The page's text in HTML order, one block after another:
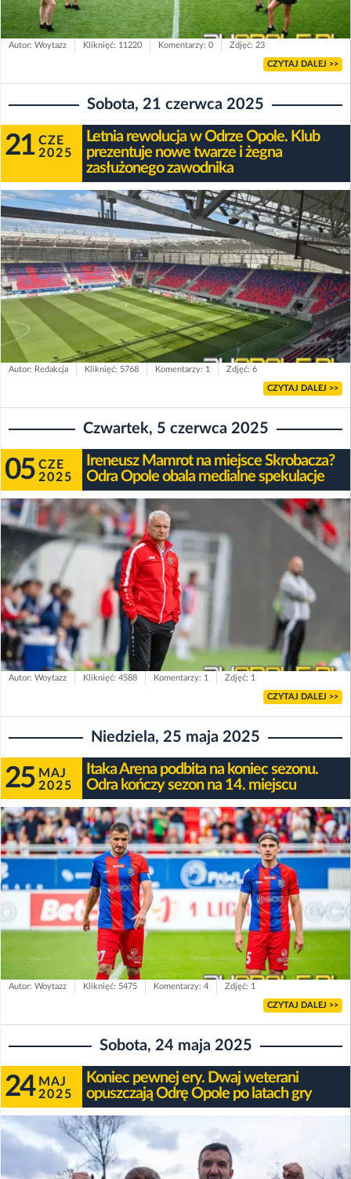
Autor: Woytazz Kliknięć: 11220 Komentarzy: 0 Zdjęć: 23
CZYTAJ DALEJ >>
Sobota, 21 czerwca 2025
21 CZE
2025
Letnia rewolucja w Odrze Opole. Klub
prezentuje nowe twarze i żegna
zasłużonego zawodnika
Autor: Redakcja Kliknięć: 5768 Komentarzy: 1 Zdjęć: 6
CZYTAJ DALEJ >>
Czwartek, 5 czerwca 2025
05 CZE
2025
Ireneusz Mamrot na miejsce Skrobacza?
Odra Opole obala medialne spekulacje
Autor: Woytazz Kliknięć: 4588 Komentarzy: 1 Zdjęć: 1
CZYTAJ DALEJ >>
Niedziela, 25 maja 2025
25 MAJ
2025
Itaka Arena podbita na koniec sezonu.
Odra kończy sezon na 14. miejscu
Autor: Woytazz Kliknięć: 5475 Komentarzy: 4 Zdjęć: 1
CZYTAJ DALEJ >>
Sobota, 24 maja 2025
24 MAJ
2025
Koniec pewnej ery. Dwaj weterani
opuszczają Odrę Opole po latach gry